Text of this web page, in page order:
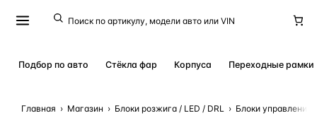
Подбор по авто Стёкла фар Корпуса Переходные рамки
Главная › Магазин › Блоки розжига / LED / DRL › Блоки управления